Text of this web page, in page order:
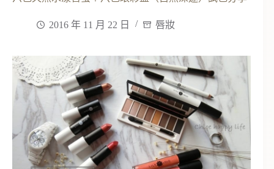
2016 年 11 月 22 日 唇妝